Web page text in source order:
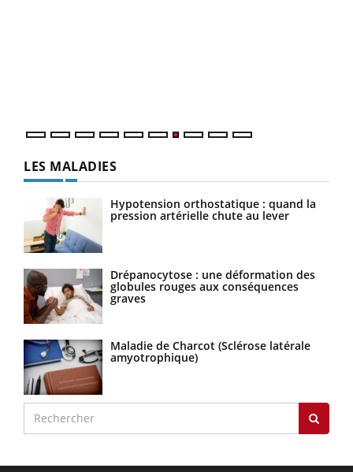
LES MALADIES
Hypotension orthostatique : quand la
pression artérielle chute au lever
Drépanocytose : une déformation des
globules rouges aux conséquences
graves
Maladie de Charcot (Sclérose latérale
amyotrophique)